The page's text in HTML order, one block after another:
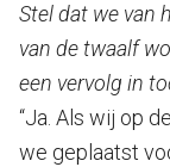
Stel dat we van
van de twaalf
een vervolg in
“Ja. Als wij op
we geplaatst